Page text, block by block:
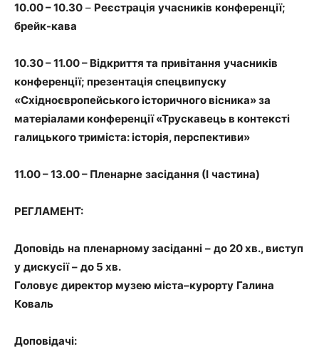
10.00 – 10.30 – Реєстрація учасників конференції;
брейк-кава
10.30 – 11.00 – Відкриття та привітання учасників
конференції; презентація спецвипуску
«Східноєвропейського історичного вісника» за
матеріалами конференції «Трускавець в контексті
галицького триміста: історія, перспективи»
11.00 – 13.00 – Пленарне засідання (І частина)
РЕГЛАМЕНТ:
Доповідь на пленарномузасіданні – до20хв., виступ
у дискусії – до 5 хв.
Головує директор музею міста–курорту Галина
Коваль
Доповідачі: